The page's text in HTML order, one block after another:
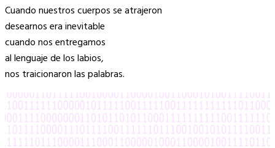
Cuando nuestros cuerpos se atrajeron
desearnos era inevitable
cuando nos entregamos
al lenguaje de los labios,
nos traicionaron las palabras.